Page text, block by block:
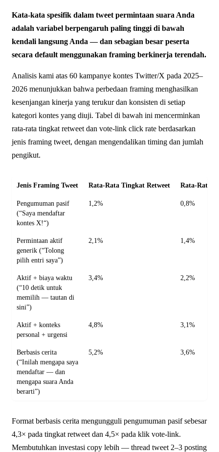
Kata-kata spesifik dalam tweet permintaan suara Anda
adalah variabel berpengaruh paling tinggi di bawah
kendali langsung Anda — dan sebagian besar peserta
secara default menggunakan framing berkinerja terendah.
Analisis kami atas 60 kampanye kontes Twitter/X pada 2025–
2026 menunjukkan bahwa perbedaan framing menghasilkan
kesenjangan kinerja yang terukur dan konsisten di setiap
kategori kontes yang diuji. Tabel di bawah ini mencerminkan
rata-rata tingkat retweet dan vote-link click rate berdasarkan
jenis framing tweet, dengan mengendalikan timing dan jumlah
pengikut.
Jenis Framing Tweet Rata-Rata Tingkat Retweet Rata-Rata
Pengumuman pasif
(“Saya mendaftar
kontes X!“)
1,2% 0,8%
Permintaan aktif
generik (“Tolong
pilih entri saya”)
2,1% 1,4%
Aktif + biaya waktu
(“10 detik untuk
memilih — tautan di
sini”)
3,4% 2,2%
Aktif + konteks
personal + urgensi
4,8% 3,1%
Berbasis cerita
(“Inilah mengapa saya
mendaftar — dan
mengapa suara Anda
berarti”)
5,2% 3,6%
Format berbasis cerita mengungguli pengumuman pasif sebesar
4,3× pada tingkat retweet dan 4,5× pada klik vote-link.
Membutuhkan investasi copy lebih — thread tweet 2–3 posting